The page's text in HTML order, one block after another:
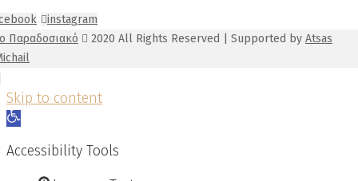
instagram
Παραδοσιακό
2020 All Rights Reserved | Supported by Atsas
Skip to content
Open
Accessibility Tools